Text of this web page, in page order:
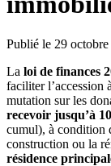
Publié le 29
La loi de finances
faciliter l’accession
mutation sur les
recevoir jusqu’à
cumul), à condition
construction ou la
résidence